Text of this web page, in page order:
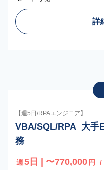
詳
【週5日/RPAエンジニア】
VBA/SQL/RPA_大手
務
週 5日 | 〜770,000 円 /